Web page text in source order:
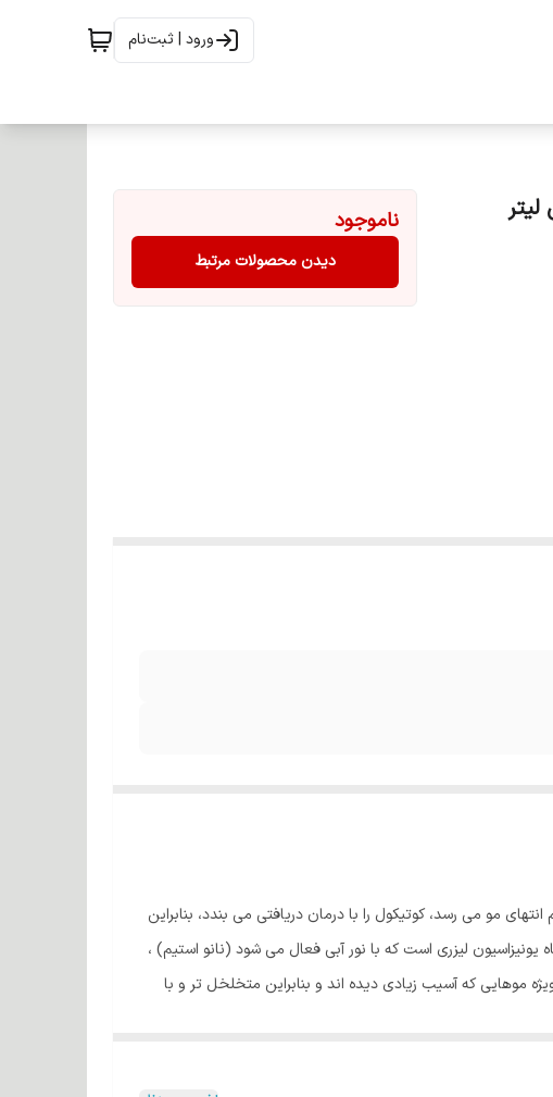
ورود | ثبت‌نام
ناموجود
دیدن محصولات مرتبط
مو می رسد، کوتیکول را با درمان دریافتی می بندد، بنابراین
یونیزاسیون لیزری است که با نور آبی فعال می شود (نانو استیم) ،
موهایی که آسیب زیادی دیده اند و بنابراین متخلخل تر و با